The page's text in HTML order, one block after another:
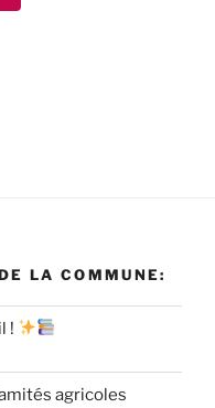
LA COMMUNE:
!
agricoles